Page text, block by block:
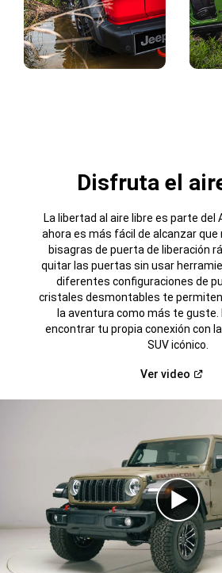
Disfruta el
La libertad al aire libre es parte del
ahora es más fácil de alcanzar que
bisagras de puerta de liberación
quitar las puertas sin usar
diferentes configuraciones de
cristales desmontables te permiten
la aventura como más te guste.
encontrar tu propia conexión con
SUV icónico.
Ver video